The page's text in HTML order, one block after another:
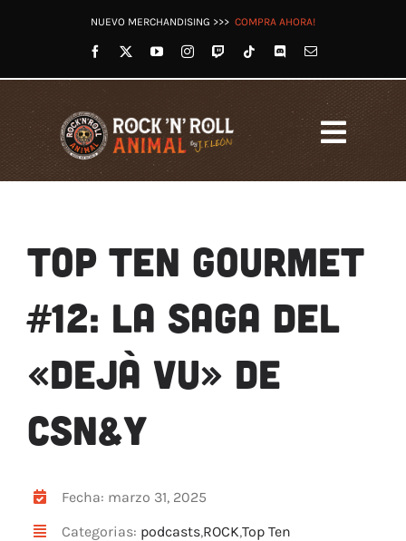
NUEVO MERCHANDISING >>> COMPRA AHORA!
OTROS PODCASTS
VÍDEOS
TWITCH
TIENDA
ARTÍCULOS
MECENAZGO
CONTRATACIÓN
TOP TEN GOURMET
#12: LA SAGA DEL
«DEJÀ VU» DE
CSN&Y
Fecha: marzo 31, 2025
Categorias: podcasts,ROCK,Top Ten